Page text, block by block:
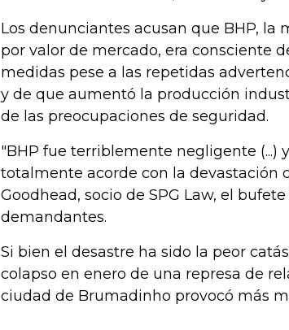
Los denunciantes acusan que BHP, la
por valor de mercado, era consciente
medidas pese a las repetidas
y de que aumentó la producción
de las preocupaciones de seguridad.
"BHP fue terriblemente negligente (...)
totalmente acorde con la devastación
Goodhead, socio de SPG Law, el
demandantes.
Si bien el desastre ha sido la peor
colapso en enero de una represa de
ciudad de Brumadinho provocó más